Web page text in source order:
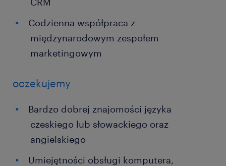
Codzienna współpraca z
międzynarodowym zespołem
marketingowym
oczekujemy
Bardzo dobrej znajomości języka
czeskiego lub słowackiego oraz
angielskiego
Umiejętności obsługi komputera,